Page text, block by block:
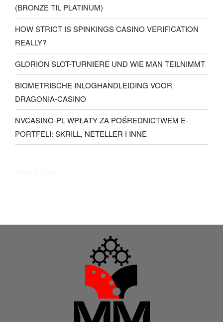
(BRONZE TIL PLATINUM)
HOW STRICT IS SPINKINGS CASINO VERIFICATION
REALLY?
GLORION SLOT-TURNIERE UND WIE MAN TEILNIMMT
BIOMETRISCHE INLOGHANDLEIDING VOOR
DRAGONIA-CASINO
NVCASINO-PL WPŁATY ZA POŚREDNICTWEM E-
PORTFELI: SKRILL, NETELLER I INNE